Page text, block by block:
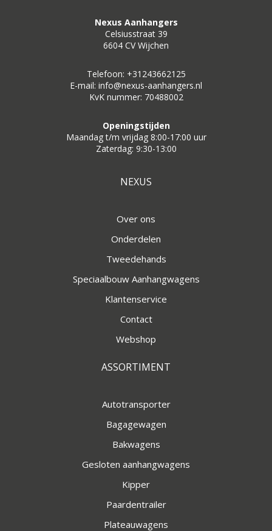
Nexus Aanhangers
Celsiusstraat 39
6604 CV Wijchen
Telefoon: +31243662125
E-mail: info@nexus-aanhangers.nl
KvK nummer: 70488002
Openingstijden
Maandag t/m vrijdag 8:00-17:00 uur
Zaterdag: 9:30-13:00
NEXUS
Over ons
Onderdelen
Tweedehands
Speciaalbouw Aanhangwagens
Klantenservice
Contact
Webshop
ASSORTIMENT
Autotransporter
Bagagewagen
Bakwagens
Gesloten aanhangwagens
Kipper
Paardentrailer
Plateauwagens